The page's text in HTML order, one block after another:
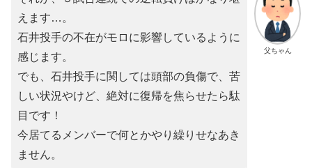
父ちゃん
えます…。
石井投手の不在がモロに影響しているように
感じます。
でも、石井投手に関しては頭部の負傷で、苦
しい状況やけど、絶対に復帰を焦らせたら駄
目です！
今居てるメンバーで何とかやり繰りせなあき
ません。